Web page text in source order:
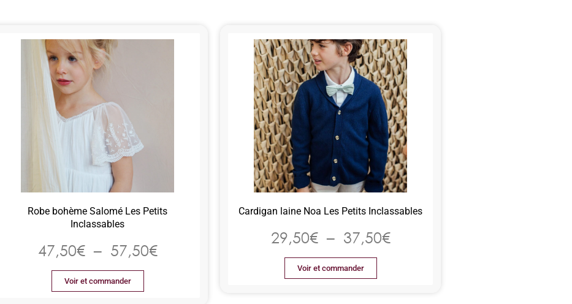
Robe bohème Salomé Les Petits
Inclassables
47,50€ – 57,50€
Voir et commander
Cardigan laine Noa Les Petits Inclassables
29,50€ – 37,50€
Voir et commander